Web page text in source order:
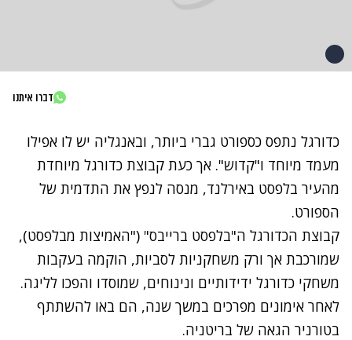
דברו איתנו
כדורגל נתפס כספורט גברי ביותר, ובאנגליה יש לו אפילו
מעמד מיוחד ו"קדוש". אך כעת קבוצת כדורגל מיוחדת
מהעיר בלפסט באירלנד, מנסה לנפץ את התדמית של
הספורט.
קבוצת הכדורגל ה"בלפסט ברייבס" ("האמיצות מבלפסט),
שמורכבת אך ורק משחקניות לסביות, הוקמה בעקבות
משחקי כדורגל ידידותיים ונינוחים, שמוסדו והפכו לליגה.
לאחר אימונים מפרכים במשך שנה, הם באו להשתתף
בטורניר הגאה של בריטניה.